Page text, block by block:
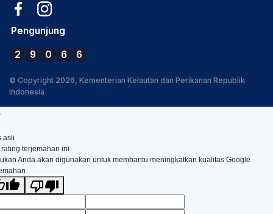
Pengunjung
2 9 0 6 6
© Copyright 2026, Kementerian Kelautan dan Perikanan Republik
Indonesia
.
asli
terjemahan ini
Anda akan digunakan untuk membantu meningkatkan kualitas Google